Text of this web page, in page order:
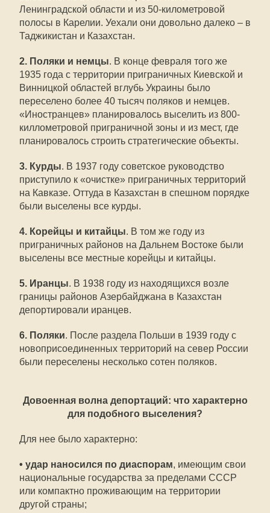
Ленинградской области и из 50-километровой
полосы в Карелии. Уехали они довольно далеко – в
Таджикистан и Казахстан.
2. Поляки и немцы. В конце февраля того же
1935 года с территории приграничных Киевской и
Винницкой областей вглубь Украины было
переселено более 40 тысяч поляков и немцев.
«Иностранцев» планировалось выселить из 800-
киллометровой приграничной зоны и из мест, где
планировалось строить стратегические объекты.
3. Курды. В 1937 году советское руководство
приступило к «очистке» приграничных территорий
на Кавказе. Оттуда в Казахстан в спешном порядке
были выселены все курды.
4. Корейцы и китайцы. В том же году из
приграничных районов на Дальнем Востоке были
выселены все местные корейцы и китайцы.
5. Иранцы. В 1938 году из находящихся возле
границы районов Азербайджана в Казахстан
депортировали иранцев.
6. Поляки. После раздела Польши в 1939 году с
новоприсоединенных территорий на север России
были переселены несколько сотен поляков.
Довоенная волна депортаций: что характерно
для подобного выселения?
Для нее было характерно:
• удар наносился по диаспорам, имеющим свои
национальные государства за пределами СССР
или компактно проживающим на территории
другой страны;